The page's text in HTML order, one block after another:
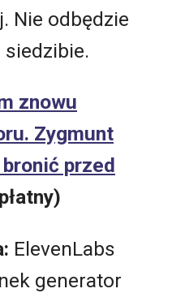
Nie odbędzie
siedzibie.
znowu
Zygmunt
przed
ElevenLabs
generator